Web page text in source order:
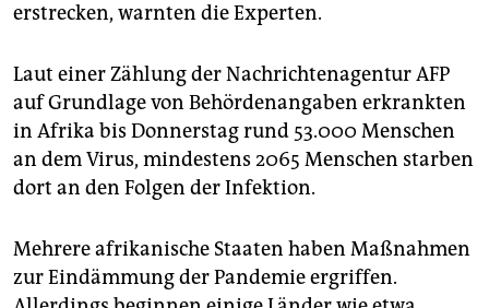
erstrecken, warnten die Experten.
Laut einer Zählung der Nachrichtenagentur AFP
auf Grundlage von Behördenangaben erkrankten
in Afrika bis Donnerstag rund 53.000 Menschen
an dem Virus, mindestens 2065 Menschen starben
dort an den Folgen der Infektion.
Mehrere afrikanische Staaten haben Maßnahmen
zur Eindämmung der Pandemie ergriffen.